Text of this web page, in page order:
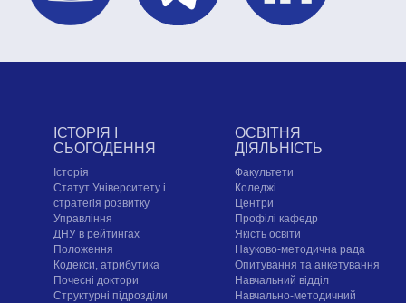
ІСТОРІЯ І
СЬОГОДЕННЯ
Історія
Статут Університету і
стратегія розвитку
Управління
ДНУ в рейтингах
Положення
Кодекси, атрибутика
Почесні доктори
Структурні підрозділи
ОСВІТНЯ
ДІЯЛЬНІСТЬ
Факультети
Коледжі
Центри
Профілі кафедр
Якість освіти
Науково-методична рада
Опитування та анкетування
Навчальний відділ
Навчально-методичний